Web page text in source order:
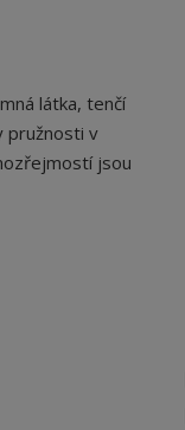
látka, tenčí
pružnosti v
jsou